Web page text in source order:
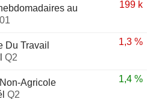
au
199 k
Du Travail
Q2
1,3 %
Agricole
Q2
1,4 %